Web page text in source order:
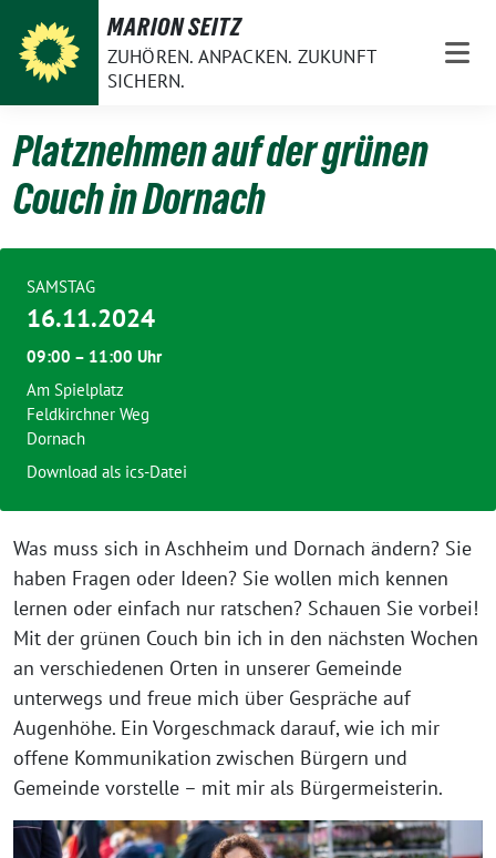
zum
Inhalt
MARION SEITZ
ZUHÖREN. ANPACKEN. ZUKUNFT
SICHERN.
Platznehmen auf der grünen
Couch in Dornach
Was muss sich in Aschheim und Dornach ändern? Sie
haben Fragen oder Ideen? Sie wollen mich kennen
lernen oder einfach nur ratschen? Schauen Sie vorbei!
Mit der grünen Couch bin ich in den nächsten Wochen
an verschiedenen Orten in unserer Gemeinde
unterwegs und freue mich über Gespräche auf
Augenhöhe. Ein Vorgeschmack darauf, wie ich mir
offene Kommunikation zwischen Bürgern und
Gemeinde vorstelle – mit mir als Bürgermeisterin.
SAMSTAG
16.11.2024
09:00 – 11:00 Uhr
Am Spielplatz
Feldkirchner Weg
Dornach
Download als ics-Datei